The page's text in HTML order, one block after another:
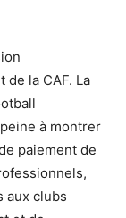
la CAF. La
à montrer
paiement de
aux clubs